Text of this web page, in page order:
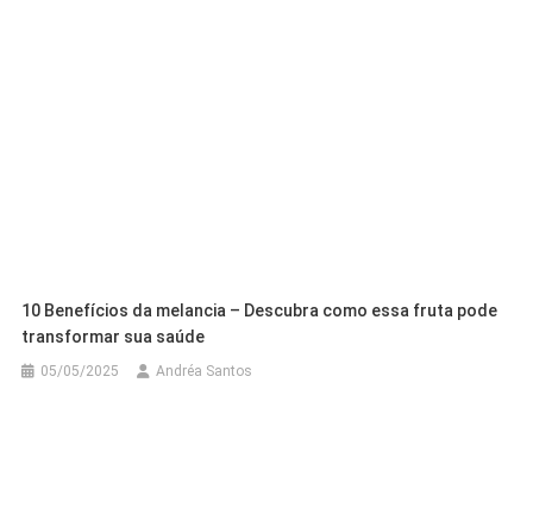
10 Benefícios da melancia – Descubra como essa fruta pode
transformar sua saúde
05/05/2025 Andréa Santos